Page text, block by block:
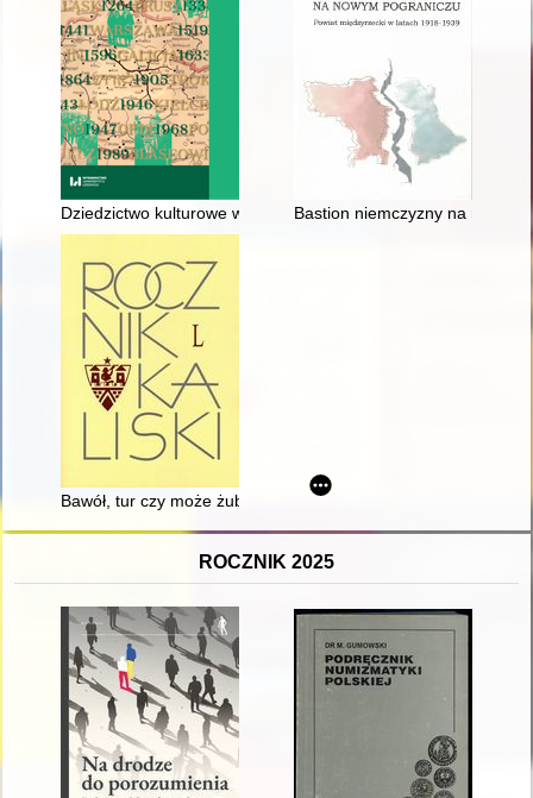
Dziedzictwo kulturowe wsi Pokój (dawne Carlsruhe) w
Bastion niemczyzny na
Bawół, tur czy może żubr? : o pracach nad uregulowaniem
ROCZNIK 2025